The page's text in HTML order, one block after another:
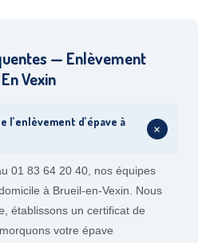
— Enlèvement
Vexin
l’enlèvement d’épave à
+
01 83 64 20 40, nos équipes
à Brueil-en-Vexin. Nous
établissons un certificat de
votre épave